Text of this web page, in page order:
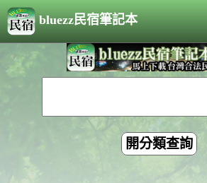
bluezz民宿筆記本
開分類查詢